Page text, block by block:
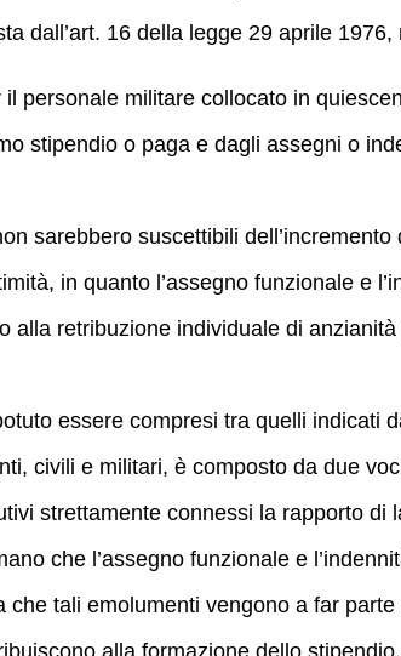
dall’art. 16 della legge 29 aprile 1976,
personale militare collocato in
stipendio o paga e dagli assegni o
sarebbero suscettibili
in quanto l’assegno funzionale e
retribuzione individuale di
essere compresi tra quelli indicati
civili e militari, è composto da due
strettamente connessi la rapporto di
che l’assegno funzionale e
tali emolumenti vengono a far parte
alla formazione dello stipendio.